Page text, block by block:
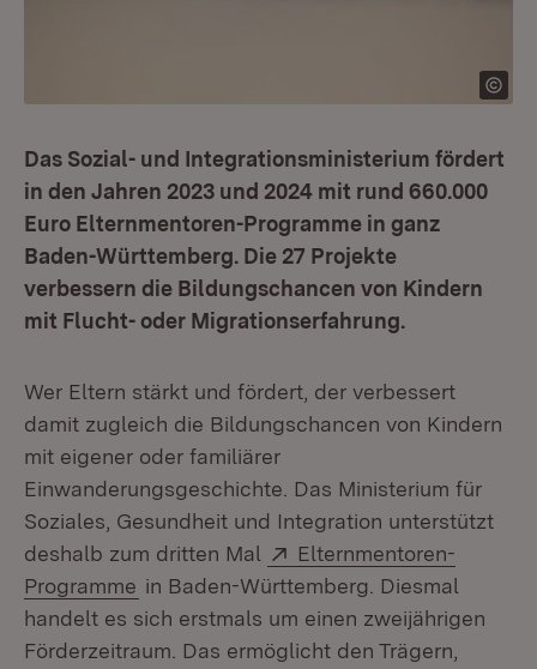
Das Sozial- und Integrationsministerium fördert
in den Jahren 2023 und 2024 mit rund 660.000
Euro Elternmentoren-Programme in ganz
Baden-Württemberg. Die 27 Projekte
verbessern die Bildungschancen von Kindern
mit Flucht- oder Migrationserfahrung.
Wer Eltern stärkt und fördert, der verbessert
damit zugleich die Bildungschancen von Kindern
mit eigener oder familiärer
Einwanderungsgeschichte. Das Ministerium für
Soziales, Gesundheit und Integration unterstützt
deshalb zum dritten Mal
Extern:
Elternmentoren-
Programme (Öffnet in neuem Fenster)
in Baden-Württemberg. Diesmal
handelt es sich erstmals um einen zweijährigen
Förderzeitraum. Das ermöglicht den Trägern,